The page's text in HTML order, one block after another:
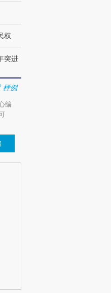
权
突进
样例
编